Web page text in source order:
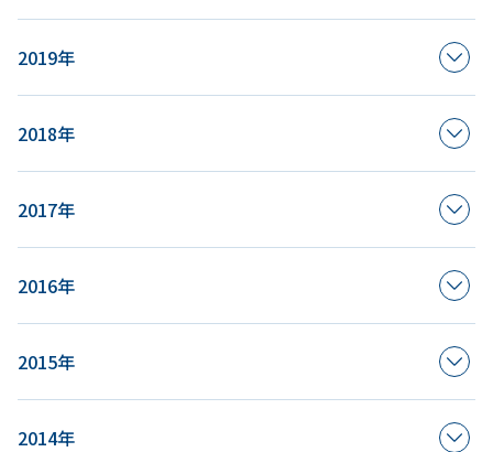
2019年
2018年
2017年
2016年
2015年
2014年